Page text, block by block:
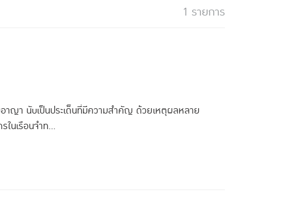
1 รายการ
าญา นับเป็นประเด็นที่มีความสำคัญ ด้วยเหตุผลหลาย
ในเรือนจำท...